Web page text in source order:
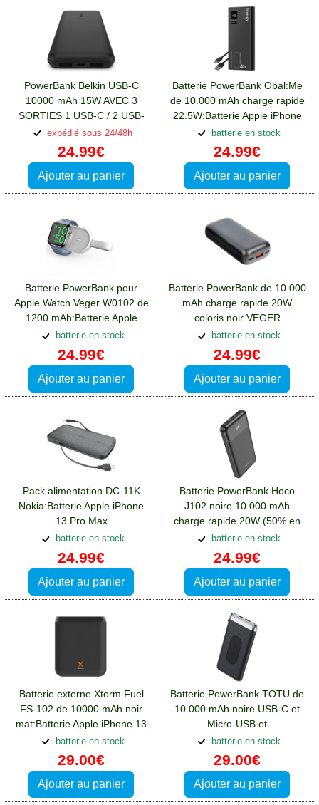
PowerBank Belkin USB-C
10000 mAh 15W AVEC 3
SORTIES 1 USB-C / 2 USB-
A:Batterie Apple iPhone 13
Pro Max
expédié sous 24/48h
24.99€
Ajouter au panier
Batterie PowerBank Obal:Me
de 10.000 mAh charge rapide
22.5W:Batterie Apple iPhone
13 Pro Max
batterie en stock
24.99€
Ajouter au panier
Batterie PowerBank pour
Apple Watch Veger W0102 de
1200 mAh:Batterie Apple
iPhone 13 Pro Max
batterie en stock
24.99€
Ajouter au panier
Batterie PowerBank de 10.000
mAh charge rapide 20W
coloris noir VEGER
S10:Batterie Apple iPhone 13
Pro Max
batterie en stock
24.99€
Ajouter au panier
Pack alimentation DC-11K
Nokia:Batterie Apple iPhone
13 Pro Max
batterie en stock
24.99€
Ajouter au panier
Batterie PowerBank Hoco
J102 noire 10.000 mAh
charge rapide 20W (50% en
30 min):Batterie Apple iPhone
13 Pro Max
batterie en stock
24.99€
Ajouter au panier
Batterie externe Xtorm Fuel
FS-102 de 10000 mAh noir
mat:Batterie Apple iPhone 13
Pro Max
batterie en stock
29.00€
Ajouter au panier
Batterie PowerBank TOTU de
10.000 mAh noire USB-C et
Micro-USB et
Induction:Batterie Apple
iPhone 13 Pro Max
batterie en stock
29.00€
Ajouter au panier